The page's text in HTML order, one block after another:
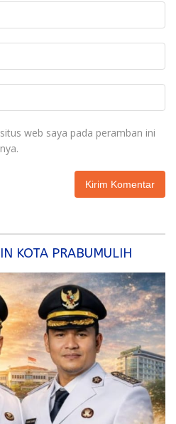
web saya pada peramban ini
KOTA PRABUMULIH